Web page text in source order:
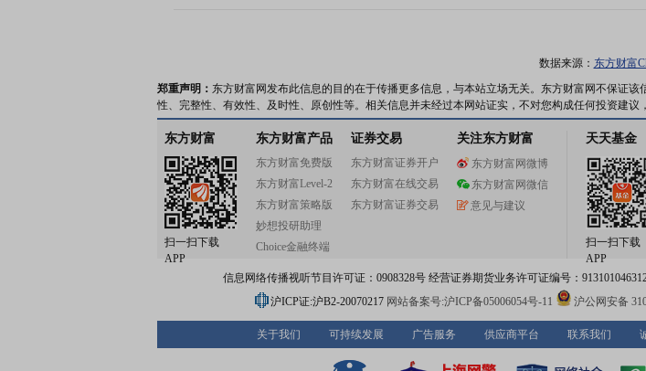
数据来源： 东方财富
郑重声明： 东方财富网发布此信息的目的在于传播更多信息，与本站立场无关。东方财富网不保证
性、完整性、有效性、及时性、原创性等。相关信息并未经过本网站证实，不对您构成任何投资建议
东方财富
扫一扫下载
APP
东方财富产品
东方财富免费版
东方财富Level-2
东方财富策略版
妙想投研助理
Choice金融终端
证券交易
东方财富证券开户
东方财富在线交易
东方财富证券交易
关注东方财富
东方财富网微博
东方财富网微信
意见与建议
天天基金
扫一扫下载
APP
信息网络传播视听节目许可证：0908328号 经营证券期货业务许可证编号：
沪ICP证:沪B2-20070217 网站备案号:沪ICP备05006054号-11 沪公网安备
关于我们 可持续发展 广告服务 供应商平台 联系我们